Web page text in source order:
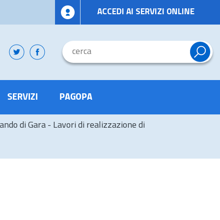
ACCEDI AI SERVIZI ONLINE
SERVIZI PAGOPA
di Gara - Lavori di realizzazione di